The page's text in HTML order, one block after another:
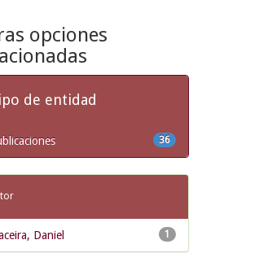
opciones
de entidad
36
1
Daniel